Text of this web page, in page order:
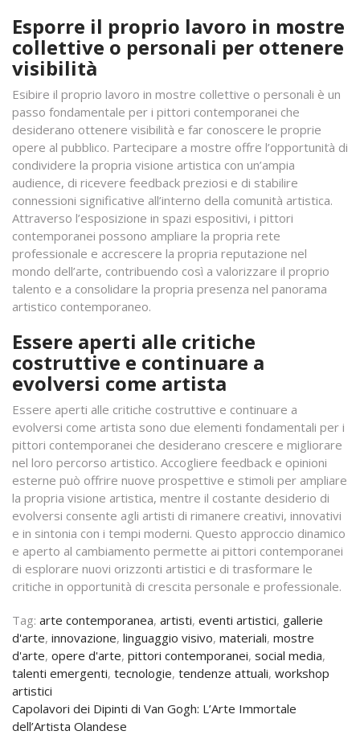
Esporre il proprio lavoro in mostre
collettive o personali per ottenere
visibilità
Esibire il proprio lavoro in mostre collettive o personali è un
passo fondamentale per i pittori contemporanei che
desiderano ottenere visibilità e far conoscere le proprie
opere al pubblico. Partecipare a mostre offre l’opportunità di
condividere la propria visione artistica con un’ampia
audience, di ricevere feedback preziosi e di stabilire
connessioni significative all’interno della comunità artistica.
Attraverso l’esposizione in spazi espositivi, i pittori
contemporanei possono ampliare la propria rete
professionale e accrescere la propria reputazione nel
mondo dell’arte, contribuendo così a valorizzare il proprio
talento e a consolidare la propria presenza nel panorama
artistico contemporaneo.
Essere aperti alle critiche
costruttive e continuare a
evolversi come artista
Essere aperti alle critiche costruttive e continuare a
evolversi come artista sono due elementi fondamentali per i
pittori contemporanei che desiderano crescere e migliorare
nel loro percorso artistico. Accogliere feedback e opinioni
esterne può offrire nuove prospettive e stimoli per ampliare
la propria visione artistica, mentre il costante desiderio di
evolversi consente agli artisti di rimanere creativi, innovativi
e in sintonia con i tempi moderni. Questo approccio dinamico
e aperto al cambiamento permette ai pittori contemporanei
di esplorare nuovi orizzonti artistici e di trasformare le
critiche in opportunità di crescita personale e professionale.
Tag: arte contemporanea, artisti, eventi artistici, gallerie
d'arte, innovazione, linguaggio visivo, materiali, mostre
d'arte, opere d'arte, pittori contemporanei, social media,
talenti emergenti, tecnologie, tendenze attuali, workshop
artistici
Navigazione
Capolavori dei Dipinti di Van Gogh: L’Arte Immortale
dell’Artista Olandese